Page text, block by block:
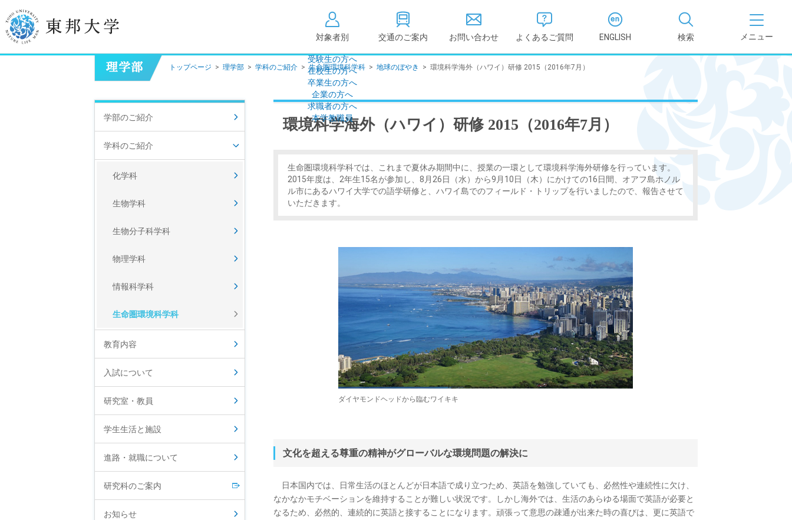
対象者別
受験生の方へ
在校生の方へ
卒業生の方へ
企業の方へ
求職者の方へ
本学教職員
交通のご案内 お問い合わせ よくあるご質問 ENGLISH 検索
学長挨拶
建学の精神/教育の理念
校歌
東邦大学学則・
教育憲章
（教学に関する方針）
学生数
大学情報の公開
情報公開
教学に関する情報
社会貢献等
キャンパス敷地建物面
設置計画履行状況報告書
各種アンケート結果
医学部
薬学部
看護学部
トップページ > 理学部 > 学科のご紹介 >生命圏環境科学科 > 地球のぼやき > 環境科学海外（ハワイ）研修 2015（2016年7月）
環境科学海外（ハワイ）研修 2015（2016年7月）
生命圏環境科学科では、これまで夏休み期間中に、授業の一環として環境科学海外研修を行っています。
2015年度は、2年生15名が参加し、8月26日（水）から9月10日（木）にかけての16日間、オアフ島ホノル
ル市にあるハワイ大学での語学研修と、ハワイ島でのフィールド・トリップを行いましたので、報告させて
いただきます。
ダイヤモンドヘッドから臨むワイキキ
文化を超える尊重の精神がグローバルな環境問題の解決に
日本国内では、日常生活のほとんどが日本語で成り立つため、英語を勉強していても、必然性や連続性に欠け、
なかなかモチベーションを維持することが難しい状況です。しかし海外では、生活のあらゆる場面で英語が必要と
なるため、必然的、連続的に英語と接することになります。頑張って意思の疎通が出来た時の喜びは、更に英語で
学部のご紹介
学科のご紹介
化学科
生物学科
生物分子科学科
物理学科
情報科学科
生命圏環境科学科
教育内容
入試について
研究室・教員
学生生活と施設
進路・就職について
研究科のご案内
お知らせ